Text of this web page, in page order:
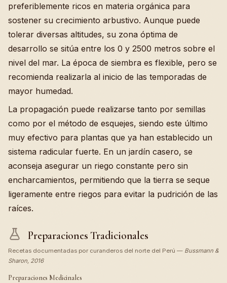
preferiblemente ricos en materia orgánica para
sostener su crecimiento arbustivo. Aunque puede
tolerar diversas altitudes, su zona óptima de
desarrollo se sitúa entre los 0 y 2500 metros sobre el
nivel del mar. La época de siembra es flexible, pero se
recomienda realizarla al inicio de las temporadas de
mayor humedad.
La propagación puede realizarse tanto por semillas
como por el método de esquejes, siendo este último
muy efectivo para plantas que ya han establecido un
sistema radicular fuerte. En un jardín casero, se
aconseja asegurar un riego constante pero sin
encharcamientos, permitiendo que la tierra se seque
ligeramente entre riegos para evitar la pudrición de las
raíces.
Preparaciones Tradicionales
Recetas documentadas por curanderos del norte del Perú — Bussmann &
Sharon, 2016
Preparaciones Medicinales